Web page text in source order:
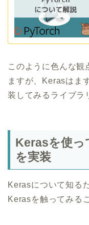
このように色んな観
ますが、Kerasはま
装してみるライブラ
Kerasを使っ
を実装
Kerasについて知る
Kerasを触ってみる